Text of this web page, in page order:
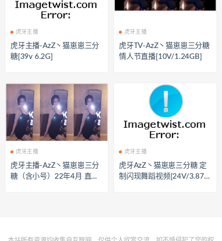
虎牙主播
虎牙主播-AzZ丶猫崽崽三分
糖[39v 6.2G]
虎牙主播
虎牙TV-AzZ丶猫崽崽三分糖
情人节直播[10V/1.24GB]
虎牙主播
虎牙主播-AzZ丶猫崽崽三分
糖（含小号）22年4月 直播
虎牙主播
虎牙AzZ丶猫崽崽三分糖 定
制闪现舞蹈视频[24V/3.87